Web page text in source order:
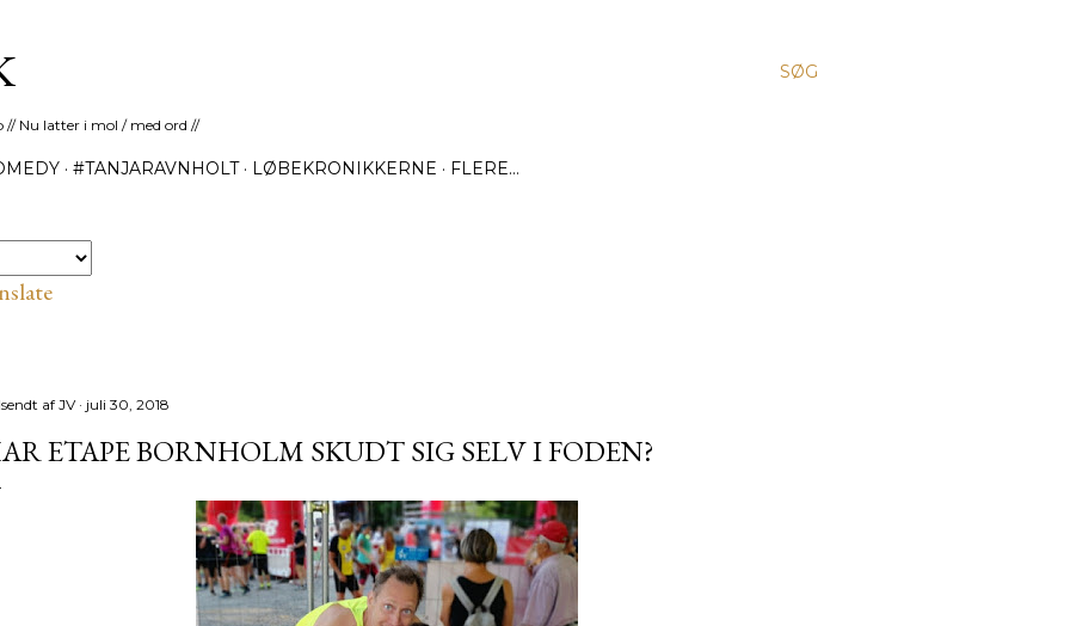
SØG
// Nu latter i mol / med ord //
#TANJARAVNHOLT LØBEKRONIKKERNE FLERE…
afJV juli 30, 2018
ETAPE BORNHOLM SKUDT SIG SELV I FODEN?